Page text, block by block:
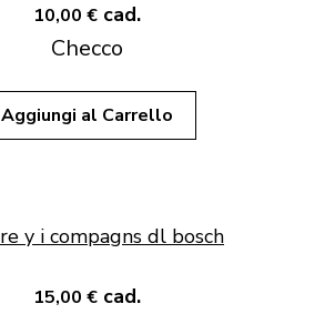
10,00 € cad.
Checco
Aggiungi al Carrello
15,00 € cad.